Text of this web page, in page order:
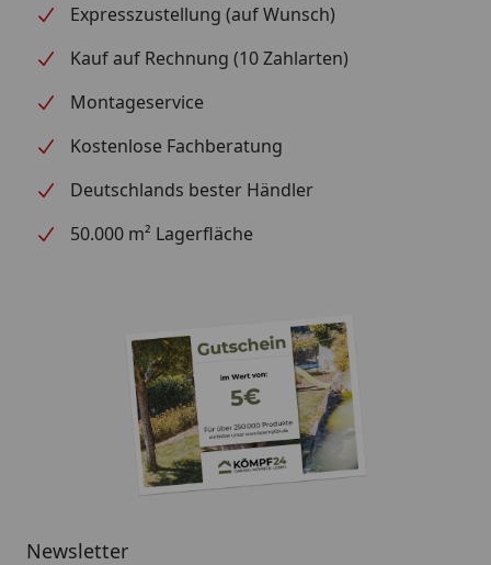
Expresszustellung (auf Wunsch)
Kauf auf Rechnung (10 Zahlarten)
Montageservice
Kostenlose Fachberatung
Deutschlands bester Händler
50.000 m² Lagerfläche
Newsletter